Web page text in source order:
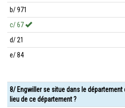
b/ 971
c/ 67
d/ 21
e/ 84
8/ Engwiller se situe dans le département
lieu de ce département ?